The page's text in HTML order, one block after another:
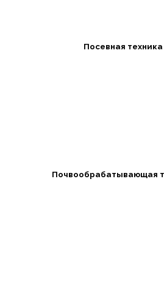
Посевная техника
Почвообрабатывающая